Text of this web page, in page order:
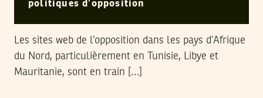
politiques d’opposition
Les sites web de l’opposition dans les pays d’Afrique
du Nord, particulièrement en Tunisie, Libye et
Mauritanie, sont en train […]